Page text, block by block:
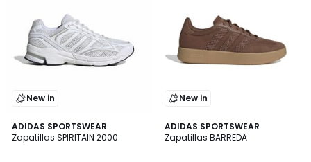
New in
ADIDAS SPORTSWEAR
Zapatillas SPIRITAIN 2000
4,8
/ 5
3
Colores
New in
ADIDAS SPORTSWEAR
Zapatillas BARREDA
4,8
/ 5